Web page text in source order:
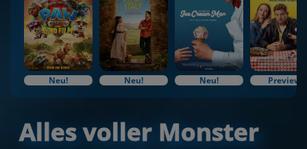
Neu! Neu! Neu! Preview
Alles voller Monster